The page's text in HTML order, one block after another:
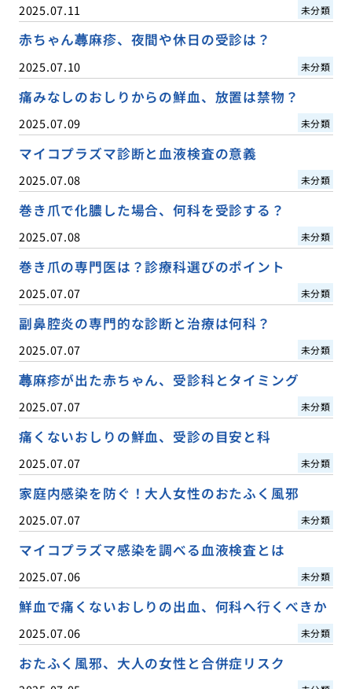
2025.07.11 未分類
赤ちゃん蕁麻疹、夜間や休日の受診は？
2025.07.10 未分類
痛みなしのおしりからの鮮血、放置は禁物？
2025.07.09 未分類
マイコプラズマ診断と血液検査の意義
2025.07.08 未分類
巻き爪で化膿した場合、何科を受診する？
2025.07.08 未分類
巻き爪の専門医は？診療科選びのポイント
2025.07.07 未分類
副鼻腔炎の専門的な診断と治療は何科？
2025.07.07 未分類
蕁麻疹が出た赤ちゃん、受診科とタイミング
2025.07.07 未分類
痛くないおしりの鮮血、受診の目安と科
2025.07.07 未分類
家庭内感染を防ぐ！大人女性のおたふく風邪
2025.07.07 未分類
マイコプラズマ感染を調べる血液検査とは
2025.07.06 未分類
鮮血で痛くないおしりの出血、何科へ行くべきか
2025.07.06 未分類
おたふく風邪、大人の女性と合併症リスク